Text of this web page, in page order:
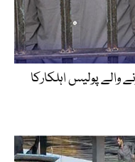
والے پولیس اہلکارکا